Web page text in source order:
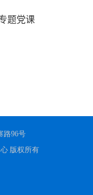
路96号
心 版权所有